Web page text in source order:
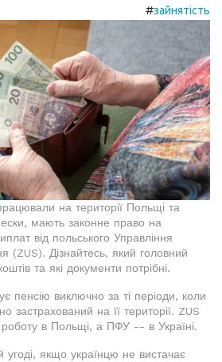
#зайнятість
на території Польщі та
мають законне право на
від польського Управління
(ZUS). Дізнайтесь, який головний
та які документи потрібні.
пенсію виключно за ті періоди, коли
застрахований на її території. ZUS
роботу в Польщі, а ПФУ -- в Україні.
угоді, якщо українцю не вистачає